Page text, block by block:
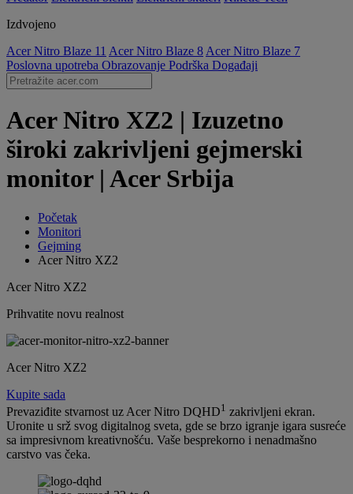
Izdvojeno
Acer Nitro Blaze 11 Acer Nitro Blaze 8 Acer Nitro Blaze 7
Poslovna upotreba Obrazovanje Podrška Događaji
Acer Nitro XZ2 | Izuzetno
široki zakrivljeni gejmerski
monitor | Acer Srbija
Početak
Monitori
Gejming
Acer Nitro XZ2
Acer Nitro XZ2
Prihvatite novu realnost
Acer Nitro XZ2
Kupite sada
Prevaziđite stvarnost uz Acer Nitro DQHD1 zakrivljeni ekran.
Uronite u srž svog digitalnog sveta, gde se brzo igranje igara susreće
sa impresivnom kreativnošću. Vaše besprekorno i nenadmašno
carstvo vas čeka.